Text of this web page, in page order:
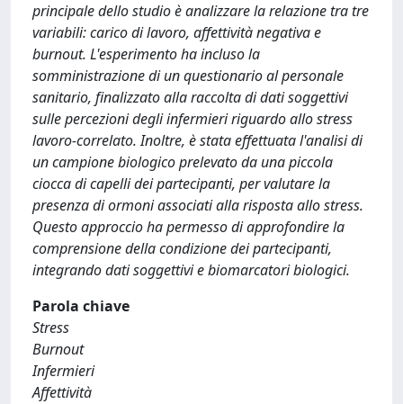
principale dello studio è analizzare la relazione tra tre
variabili: carico di lavoro, affettività negativa e
burnout. L'esperimento ha incluso la
somministrazione di un questionario al personale
sanitario, finalizzato alla raccolta di dati soggettivi
sulle percezioni degli infermieri riguardo allo stress
lavoro-correlato. Inoltre, è stata effettuata l'analisi di
un campione biologico prelevato da una piccola
ciocca di capelli dei partecipanti, per valutare la
presenza di ormoni associati alla risposta allo stress.
Questo approccio ha permesso di approfondire la
comprensione della condizione dei partecipanti,
integrando dati soggettivi e biomarcatori biologici.
Parola chiave
Stress
Burnout
Infermieri
Affettività